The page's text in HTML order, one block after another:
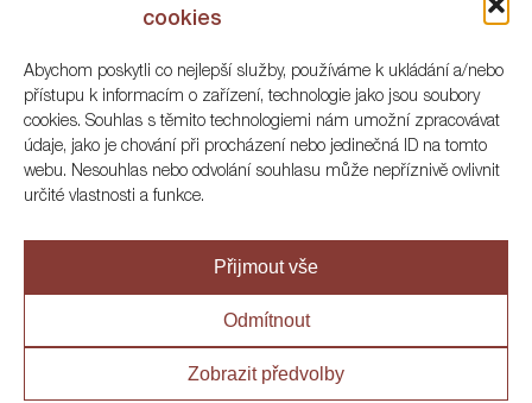
cookies
Abychom poskytli co nejlepší služby, používáme k ukládání a/nebo
přístupu k informacím o zařízení, technologie jako jsou soubory
cookies. Souhlas s těmito technologiemi nám umožní zpracovávat
údaje, jako je chování při procházení nebo jedinečná ID na tomto
webu. Nesouhlas nebo odvolání souhlasu může nepříznivě ovlivnit
určité vlastnosti a funkce.
Přijmout vše
Odmítnout
Zobrazit předvolby
Kontakt
ARGO Numismatika
Korunní 83, Praha 3
+420 222 561 343
info@numisargo.com